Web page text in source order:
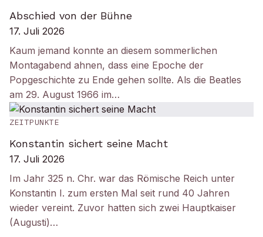
Abschied von der Bühne
17. Juli 2026
Kaum jemand konnte an diesem sommerlichen
Montagabend ahnen, dass eine Epoche der
Popgeschichte zu Ende gehen sollte. Als die Beatles
am 29. August 1966 im…
ZEITPUNKTE
Konstantin sichert seine Macht
17. Juli 2026
Im Jahr 325 n. Chr. war das Römische Reich unter
Konstantin I. zum ersten Mal seit rund 40 Jahren
wieder vereint. Zuvor hatten sich zwei Hauptkaiser
(Augusti)…